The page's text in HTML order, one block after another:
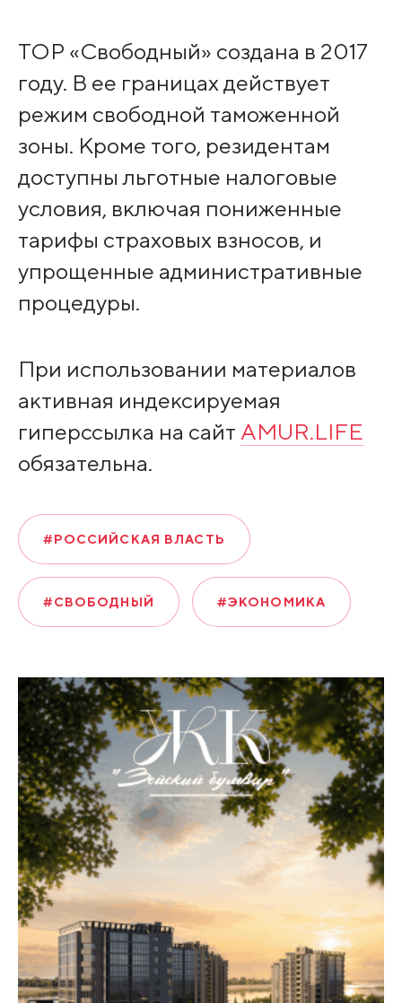
ТОР «Свободный» создана в 2017
году. В ее границах действует
режим свободной таможенной
зоны. Кроме того, резидентам
доступны льготные налоговые
условия, включая пониженные
тарифы страховых взносов, и
упрощенные административные
процедуры.
При использовании материалов
активная индексируемая
гиперссылка на сайт AMUR.LIFE
обязательна.
#РОССИЙСКАЯ ВЛАСТЬ
#СВОБОДНЫЙ #ЭКОНОМИКА